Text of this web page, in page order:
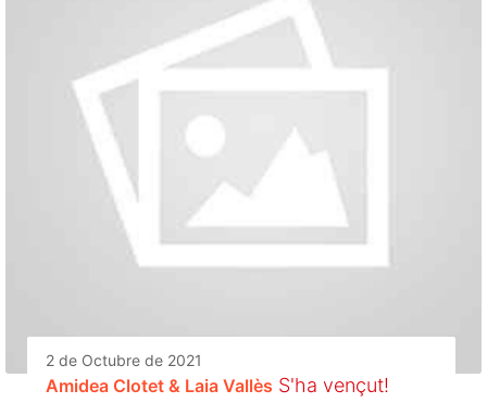
2 de Octubre de 2021
Amidea Clotet & Laia Vallès S'ha vençut!